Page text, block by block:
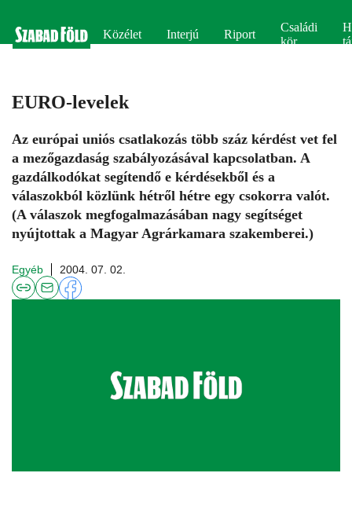
Közélet Interjú Riport
Családi
kör
EURO-levelek
Az európai uniós csatlakozás több száz kérdést vet fel
a mezőgazdaság szabályozásával kapcsolatban. A
gazdálkodókat segítendő e kérdésekből és a
válaszokból közlünk hétről hétre egy csokorra valót.
(A válaszok megfogalmazásában nagy segítséget
nyújtottak a Magyar Agrárkamara szakemberei.)
Egyéb 2004. 07. 02.